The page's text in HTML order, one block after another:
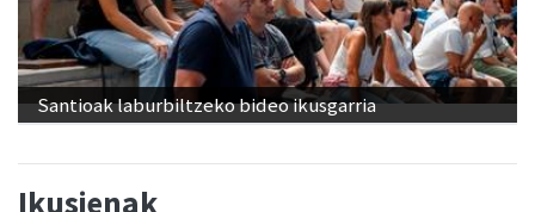
Santioak laburbiltzeko bideo ikusgarria
Ikusienak